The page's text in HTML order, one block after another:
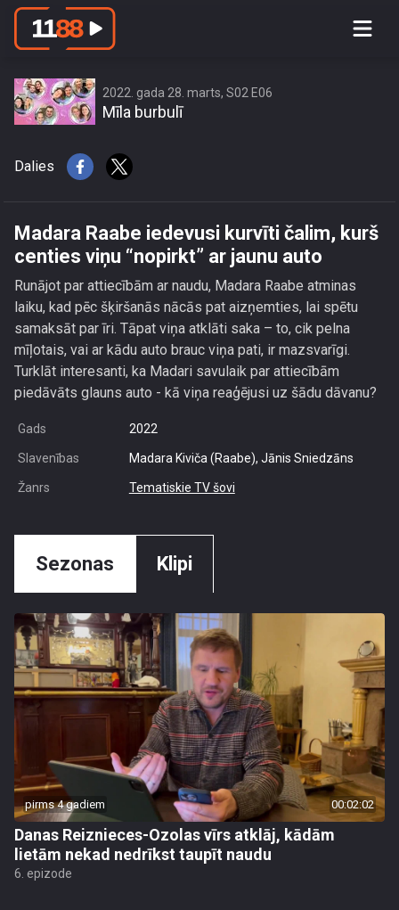
Madara Raabe iedevusi kurvīti čalim,
2022. gada 28. marts, S02 E06
Mīla burbulī
Dalies
Madara Raabe iedevusi kurvīti čalim, kurš
centies viņu “nopirkt” ar jaunu auto
Runājot par attiecībām ar naudu, Madara Raabe atminas
laiku, kad pēc šķiršanās nācās pat aizņemties, lai spētu
samaksāt par īri. Tāpat viņa atklāti saka – to, cik pelna
mīļotais, vai ar kādu auto brauc viņa pati, ir mazsvarīgi.
Turklāt interesanti, ka Madari savulaik par attiecībām
piedāvāts glauns auto - kā viņa reaģējusi uz šādu dāvanu?
Gads 2022
Slavenības Madara Kiviča (Raabe), Jānis Sniedzāns
Žanrs Tematiskie TV šovi
Sezonas Klipi
pirms 4 gadiem 00:02:02
Danas Reiznieces-Ozolas vīrs atklāj, kādām
lietām nekad nedrīkst taupīt naudu
6. epizode